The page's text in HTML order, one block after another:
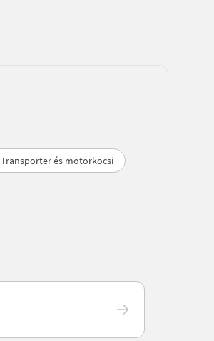
Transporter és motorkocsi